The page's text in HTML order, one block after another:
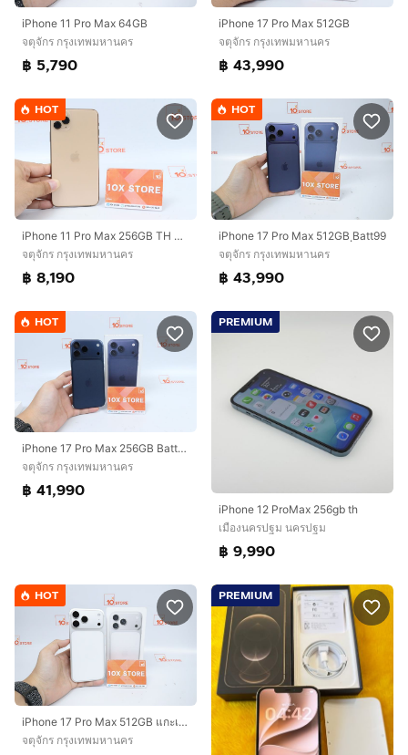
iPhone 11 Pro Max 64GB
จตุจักร กรุงเทพมหานคร
฿ 5,790
iPhone 17 Pro Max 512GB
จตุจักร กรุงเทพมหานคร
฿ 43,990
HOT
iPhone 11 Pro Max 256GB TH Batt72
จตุจักร กรุงเทพมหานคร
฿ 8,190
HOT
iPhone 17 Pro Max 512GB ฺBatt99
จตุจักร กรุงเทพมหานคร
฿ 43,990
HOT
iPhone 17 Pro Max 256GB Batt100
จตุจักร กรุงเทพมหานคร
฿ 41,990
PREMIUM
iPhone 12 ProMax 256gb th
เมืองนครปฐม นครปฐม
฿ 9,990
HOT
iPhone 17 Pro Max 512GB แกะเช็ค
จตุจักร กรุงเทพมหานคร
PREMIUM